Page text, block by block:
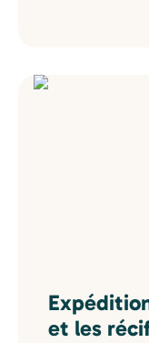
et les